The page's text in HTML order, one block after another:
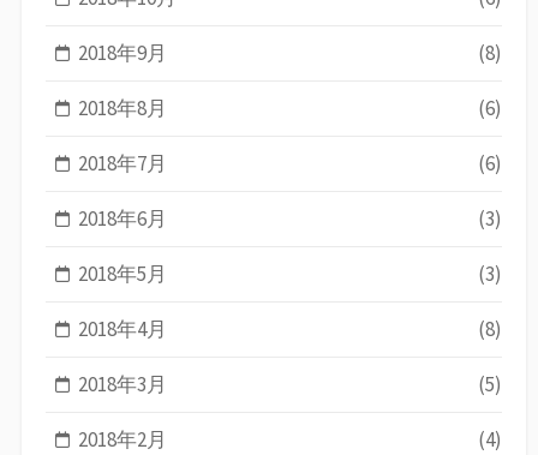
2018年9月 (8)
2018年8月 (6)
2018年7月 (6)
2018年6月 (3)
2018年5月 (3)
2018年4月 (8)
2018年3月 (5)
2018年2月 (4)